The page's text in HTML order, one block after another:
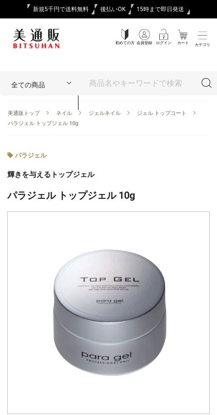
新規5千円で送料無料 後払いOK 15時まで即日発送
初めての方 会員登録 ログイン カート カテゴリ
美通販トップ ネイル ジェルネイル
ジェル トップコート
パラジェル トップジェル 10g
パラジェル
輝きを与えるトップジェル
パラジェル トップジェル 10g